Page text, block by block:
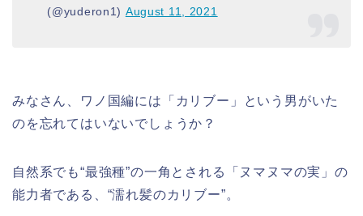
(@yuderon1) August 11, 2021
みなさん、ワノ国編には「カリブー」という男がいた
のを忘れてはいないでしょうか？
自然系でも“最強種”の一角とされる「ヌマヌマの実」の
能力者である、“濡れ髪のカリブー”。